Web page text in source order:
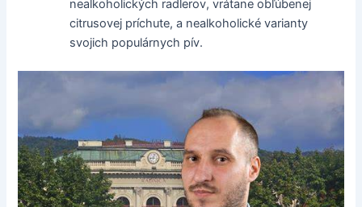
nealkoholických radlerov, vrátane obľúbenej
citrusovej príchute, a nealkoholické varianty
svojich populárnych pív.